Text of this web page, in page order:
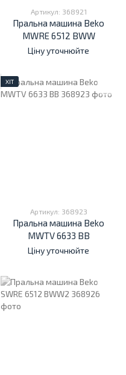
Артикул: 368921
Пральна машина Beko
MWRE 6512 BWW
Ціну уточнюйте
ХІТ
Артикул: 368923
Пральна машина Beko
MWTV 6633 BB
Ціну уточнюйте